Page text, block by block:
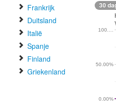
Frankrijk
Duitsland
Italië
Spanje
Finland
Griekenland
30
0.00%
50.00%
100.…